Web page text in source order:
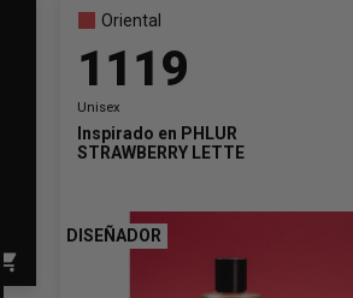
Oriental
1119
Unisex
Inspirado en PHLUR
STRAWBERRY LETTER
DISEÑADOR